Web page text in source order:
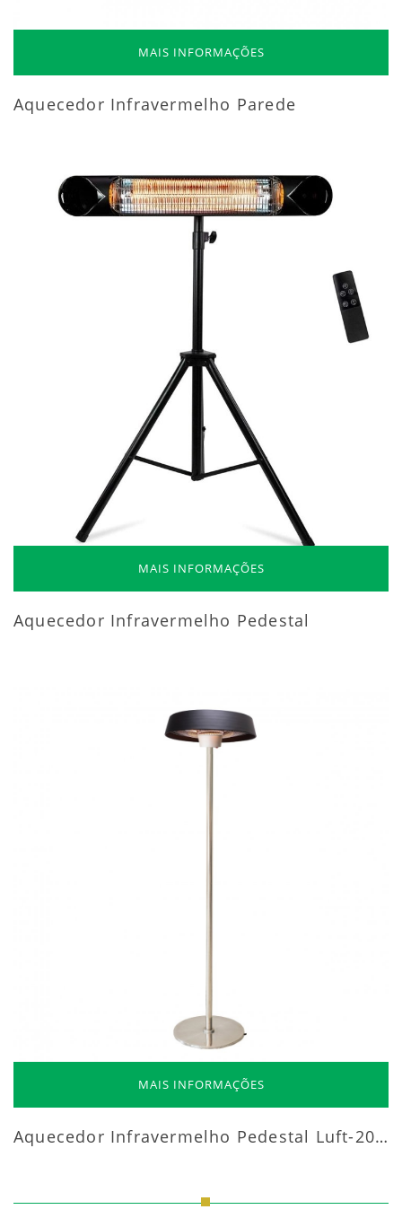
MAIS INFORMAÇÕES
Aquecedor Infravermelho Parede
MAIS INFORMAÇÕES
Aquecedor Infravermelho Pedestal
MAIS INFORMAÇÕES
Aquecedor Infravermelho Pedestal Luft-20000